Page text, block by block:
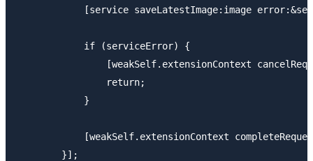
[service saveLatestImage:image
            if (serviceError) {
[weakSelf.extensionContext
                return;
            }
[weakSelf.extensionContext
        }];